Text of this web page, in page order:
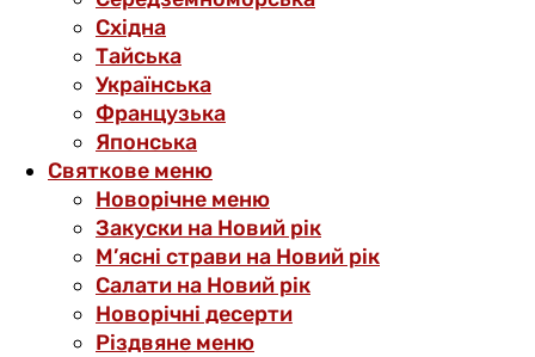
Східна
Тайська
Українська
Французька
Японська
Святкове меню
Новорічне меню
Закуски на Новий рік
М’ясні страви на Новий рік
Салати на Новий рік
Новорічні десерти
Різдвяне меню